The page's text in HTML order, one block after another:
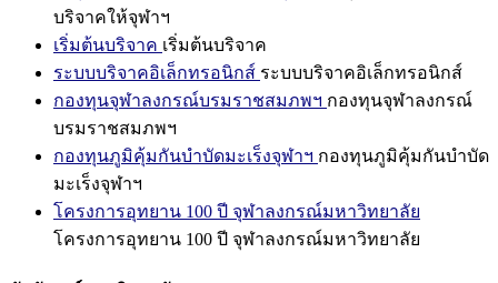
บริจาคให้จุฬาฯ
เริ่มต้นบริจาค เริ่มต้นบริจาค
ระบบบริจาคอิเล็กทรอนิกส์ ระบบบริจาคอิเล็กทรอนิกส์
กองทุนจุฬาลงกรณ์บรมราชสมภพฯ กองทุนจุฬาลงกรณ์
บรมราชสมภพฯ
กองทุนภูมิคุ้มกันบำบัดมะเร็งจุฬาฯ กองทุนภูมิคุ้มกันบำบัด
มะเร็งจุฬาฯ
โครงการอุทยาน 100 ปี จุฬาลงกรณ์มหาวิทยาลัย
โครงการอุทยาน 100 ปี จุฬาลงกรณ์มหาวิทยาลัย